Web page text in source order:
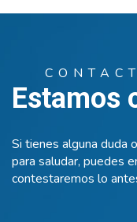
Estamos
Si tienes alguna duda
para saludar, puedes
contestaremos lo